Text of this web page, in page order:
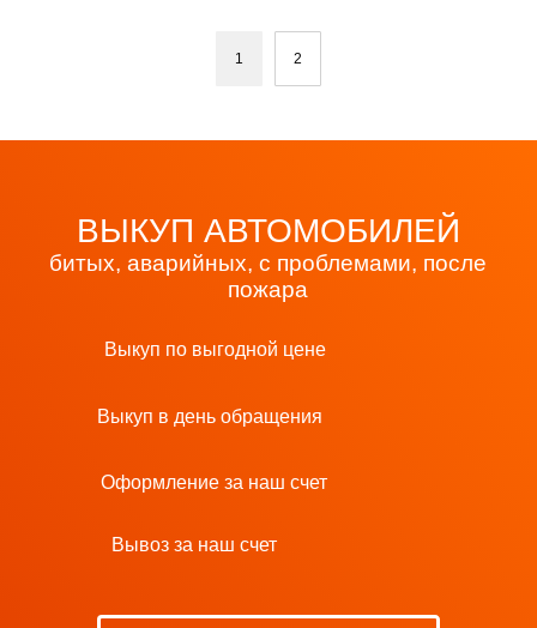
1 2
ВЫКУП АВТОМОБИЛЕЙ
битых, аварийных, с проблемами, после
пожара
Выкуп по выгодной цене
Выкуп в день обращения
Оформление за наш счет
Вывоз за наш счет